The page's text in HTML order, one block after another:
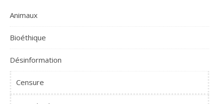
Animaux
Bioéthique
Désinformation
Censure